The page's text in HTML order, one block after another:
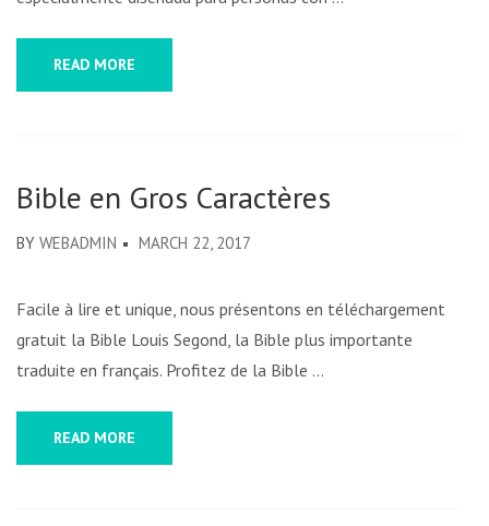
READ MORE
Bible en Gros Caractères
BY WEBADMIN MARCH 22, 2017
Facile à lire et unique, nous présentons en téléchargement
gratuit la Bible Louis Segond, la Bible plus importante
traduite en français. Profitez de la Bible …
READ MORE